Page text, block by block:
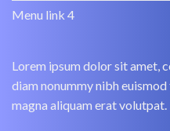
Menu link 4
Lorem ipsum dolor sit amet,
diam nonummy nibh
magna aliquam erat volutpat.